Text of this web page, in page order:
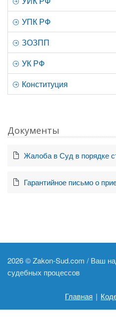
УПК РФ
ЗОЗПП
УК РФ
Конституция
Документы
Жалоба в Суд в порядке
Гарантийное письмо о
2026 ©Zakon-Sud.com / Ваш
судебных процессов
Главная |